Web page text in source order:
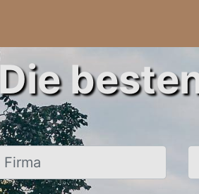
Die